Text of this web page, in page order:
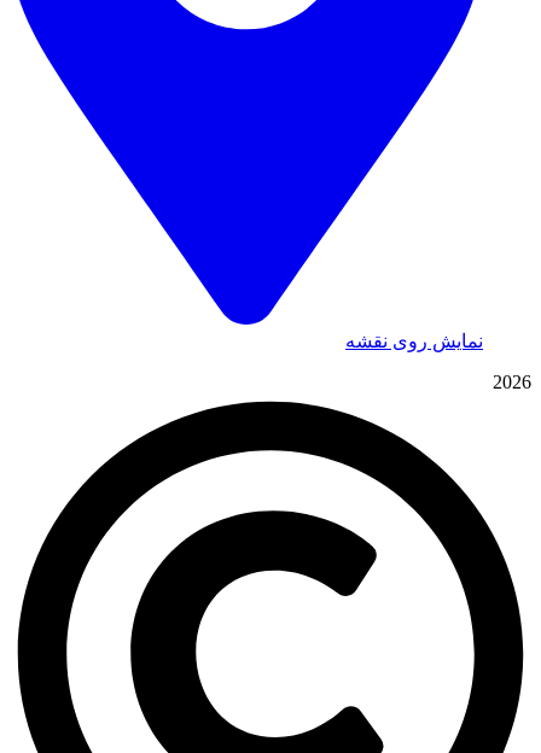
نمایش روی نقشه
2026